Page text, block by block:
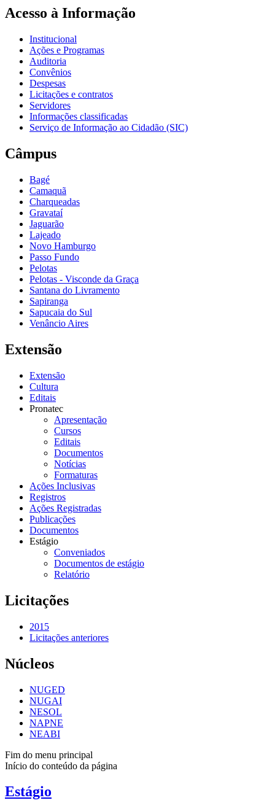
Acesso à Informação
Institucional
Ações e Programas
Auditoria
Convênios
Despesas
Licitações e contratos
Servidores
Informações classificadas
Serviço de Informação ao Cidadão (SIC)
Câmpus
Bagé
Camaquã
Charqueadas
Gravataí
Jaguarão
Lajeado
Novo Hamburgo
Passo Fundo
Pelotas
Pelotas - Visconde da Graça
Santana do Livramento
Sapiranga
Sapucaia do Sul
Venâncio Aires
Extensão
Extensão
Cultura
Editais
Pronatec
Apresentação
Cursos
Editais
Documentos
Notícias
Formaturas
Ações Inclusivas
Registros
Ações Registradas
Publicações
Documentos
Estágio
Conveniados
Documentos de estágio
Relatório
Licitações
2015
Licitações anteriores
Núcleos
NUGED
NUGAI
NESOL
NAPNE
NEABI
Fim do menu principal
Início do conteúdo da página
Estágio